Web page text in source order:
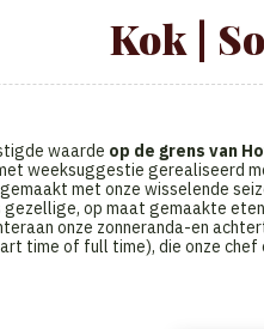
Kok |
waarde op de grens van
weeksuggestie gerealiseerd
met onze wisselende
gezellige, op maat gemaakte
onze zonneranda-en
time of full time), die onze